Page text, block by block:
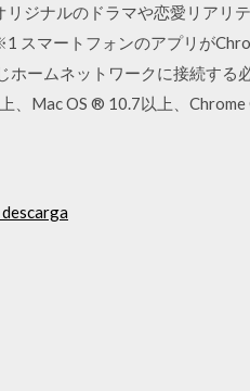
ジナルのドラマや恋愛リアリ
マートフォンのアプリが
ームネットワークに接続す
、Mac OS ® 10.7以上、